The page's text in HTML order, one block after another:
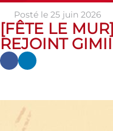
Actualités Actualités
Mur] Fête le Mur rejoint Gimii
Posté le 25 juin 2026
[FÊTE LE
REJOINT